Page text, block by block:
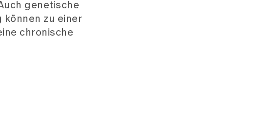
genetische
können zu einer
chronische